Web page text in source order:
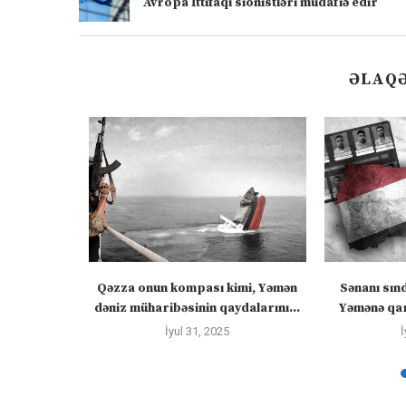
Qəzza onun kompası kimi, Yəmən
dəniz müharibəsinin qaydalarını...
İyul 31, 2025
Sənanı
Yəmənə